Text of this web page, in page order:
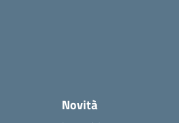
Novità